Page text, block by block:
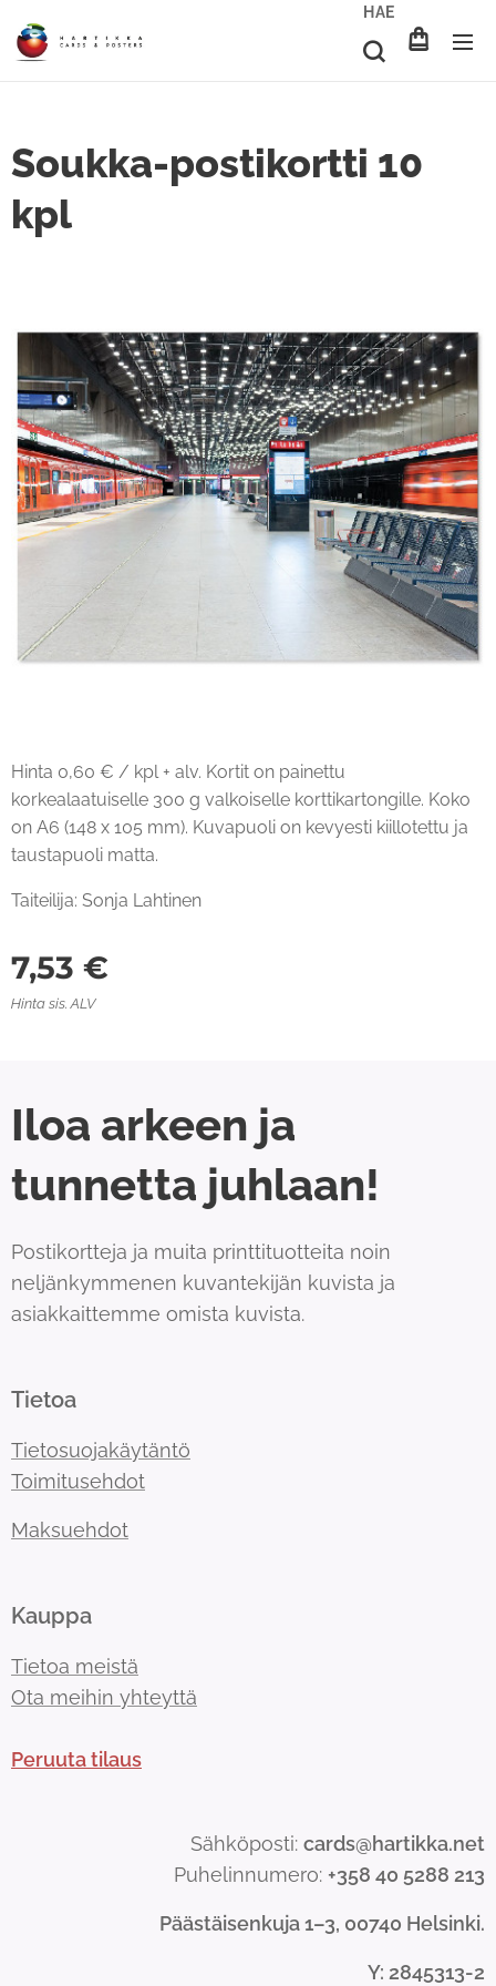
HAE
Soukka-postikortti 10
kpl
Hinta 0,60 € / kpl + alv. Kortit on painettu
korkealaatuiselle 300 g valkoiselle korttikartongille. Koko
on A6 (148 x 105 mm). Kuvapuoli on kevyesti kiillotettu ja
taustapuoli matta.
Taiteilija: Sonja Lahtinen
7,53 €
Hinta sis. ALV
Iloa arkeen ja
tunnetta juhlaan!
Postikortteja ja muita printtituotteita noin
neljänkymmenen kuvantekijän kuvista ja
asiakkaittemme omista kuvista.
Tietoa
Tietosuojakäytäntö
Toimitusehdot
Maksuehdot
Kauppa
Tietoa meistä
Ota meihin yhteyttä
Peruuta tilaus
Sähköposti: cards@hartikka.net
Puhelinnumero: +358 40 5288 213
Päästäisenkuja 1–3, 00740 Helsinki.
Y: 2845313-2